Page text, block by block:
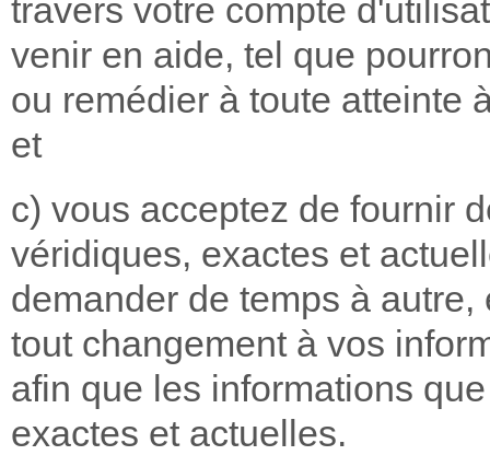
travers votre compte
venir en aide, tel que
ou remédier à toute atteinte
et
c) vous acceptez de fournir
véridiques, exactes et
demander de temps à
tout changement à vos
afin que les informations
exactes et actuelles.